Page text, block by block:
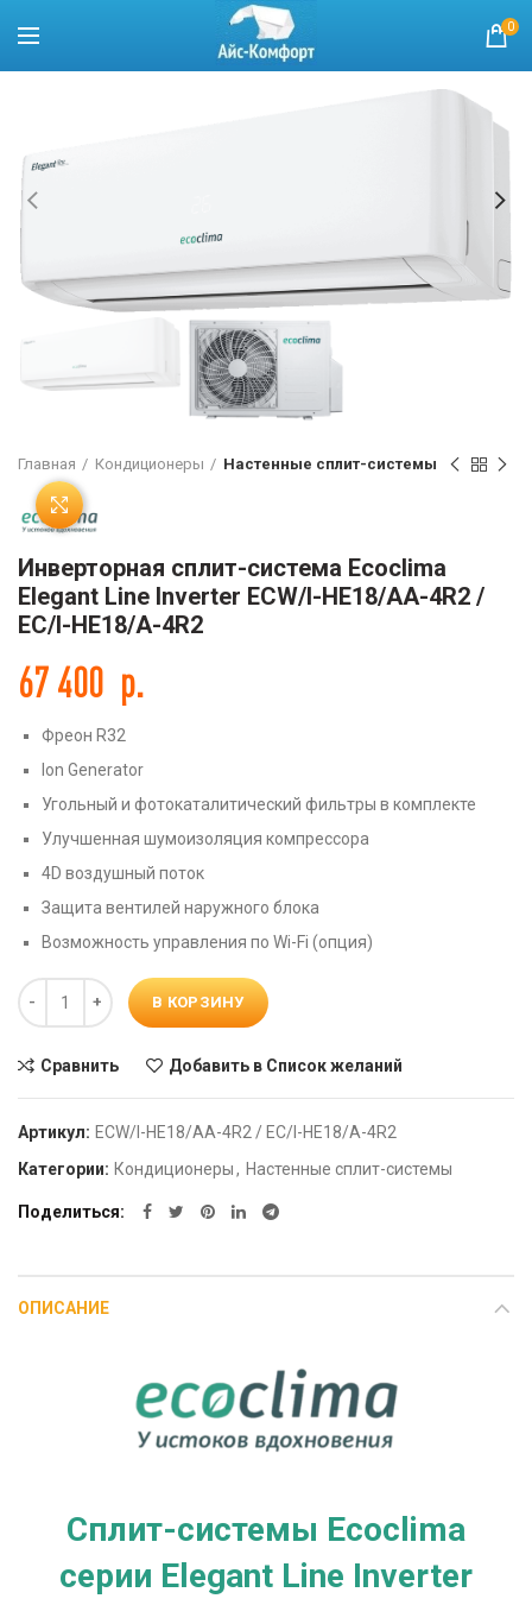
0
Главная Кондиционеры Настенные сплит-системы
Инверторная сплит-система Ecoclima
Elegant Line Inverter ECW/I-HE18/AA-4R2 /
EC/I-HE18/A-4R2
67 400 р.
Фреон R32
Ion Generator
Угольный и фотокаталитический фильтры в комплекте
Улучшенная шумоизоляция компрессора
4D воздушный поток
Защита вентилей наружного блока
Возможность управления по Wi-Fi (опция)
Количество
В КОРЗИНУ
Сравнить Добавить в Список желаний
Артикул: ECW/I-HE18/AA-4R2 / EC/I-HE18/A-4R2
Категории: Кондиционеры, Настенные сплит-системы
Поделиться
ОПИСАНИЕ
Сплит-системы Ecoclima
серии Elegant Line Inverter